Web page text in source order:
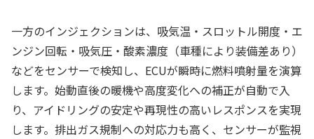
一方のインジェクションは、吸気温・スロットル開度・エ
ンジン回転・吸気圧・酸素濃度（車種により装備差あり）
などをセンサーで検知し、ECUが瞬時に燃料噴射量を演算
します。始動直後の暖機や高度変化への補正が自動で入
り、アイドリングの安定や再現性の高いレスポンスを実現
します。排出ガス規制への対応力も高く、センサーが監視